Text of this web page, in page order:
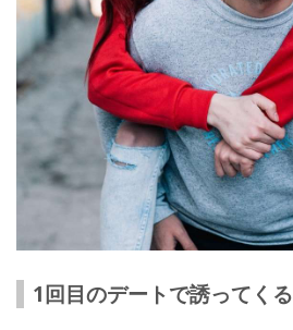
1回目のデートで誘ってくる